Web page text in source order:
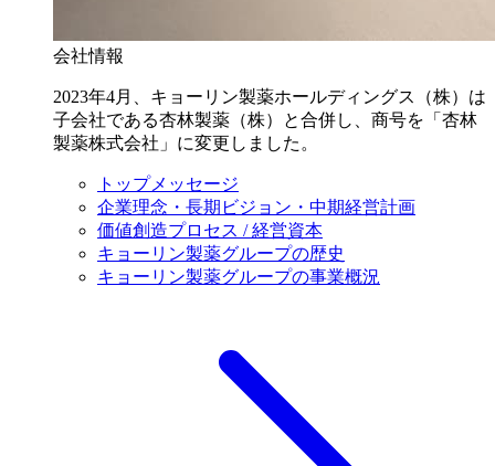
会社情報
2023年4月、キョーリン製薬ホールディングス（株）は
子会社である杏林製薬（株）と合併し、商号を「杏林
製薬株式会社」に変更しました。
トップメッセージ
企業理念・長期ビジョン・中期経営計画
価値創造プロセス / 経営資本
キョーリン製薬グループの歴史
キョーリン製薬グループの事業概況